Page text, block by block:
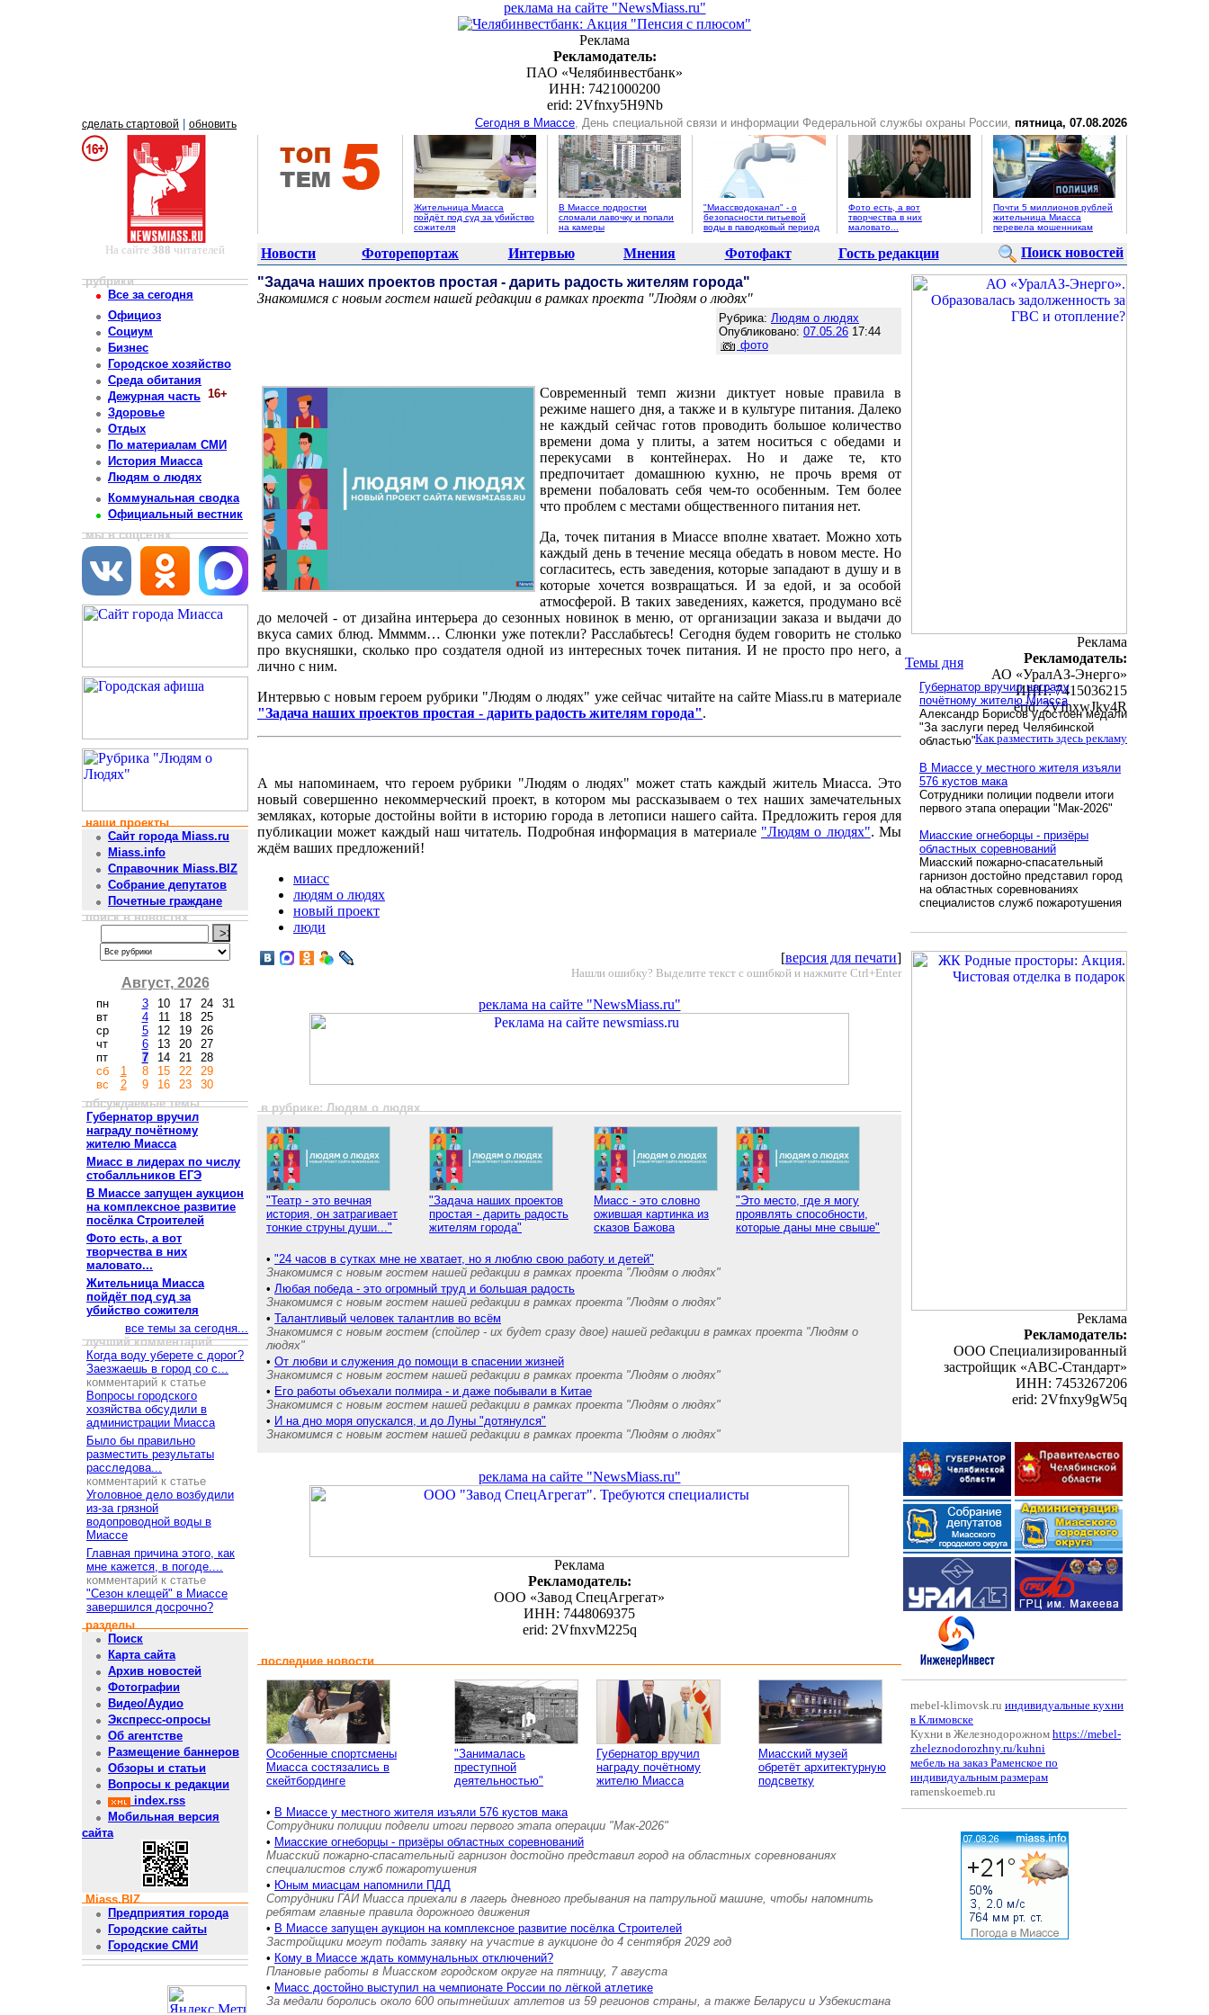
реклама на сайте "NewsMiass.ru"
Реклама
Рекламодатель:
ПАО «Челябинвестбанк»
ИНН: 7421000200
erid: 2Vfnxy5H9Nb
сделать стартовой обновить Сегодня в Миассе, День специальной связи и информации Федеральной службы охраны России, пятница, 07.08.2026
Жительница Миасса
пойдёт под суд за убийство
сожителя
В Миассе подростки
сломали лавочку и попали
на камеры
"Миассводоканал" - о
безопасности питьевой
воды в паводковый период
Фото есть, а вот
творчества в них
маловато...
Почти 5 миллионов рублей
жительница Миасса
перевела мошенникам
На сайте 388 читателей Новости Фоторепортаж Интервью Мнения Фотофакт Гость редакции Поиск новостей
рубрики
Все за сегодня
Официоз
Социум
Бизнес
Городское хозяйство
Среда обитания
Дежурная часть 16+
Здоровье
Отдых
По материалам СМИ
История Миасса
Людям о людях
Коммунальная сводка
Официальный вестник
мы в соцсетях
наши проекты
Сайт города Miass.ru
Miass.info
Справочник Miass.BIZ
Собрание депутатов
Почетные граждане
поиск в новостях
Август, 2026
пн
вт
ср
чт
пт
сб
вс
1
2
3
4
5
6
7
8
9
10
11
12
13
14
15
16
17
18
19
20
21
22
23
24
25
26
27
28
29
30
31
обсуждаемые темы
Губернатор вручил
награду почётному
жителю Миасса
Миасс в лидерах по числу
стобалльников ЕГЭ
В Миассе запущен аукцион
на комплексное развитие
посёлка Строителей
Фото есть, а вот
творчества в них
маловато...
Жительница Миасса
пойдёт под суд за
убийство сожителя
все темы за сегодня...
лучший комментарий
Когда воду уберете с дорог?
Заезжаешь в город со с...
комментарий к статье
Вопросы городского
хозяйства обсудили в
администрации Миасса
Было бы правильно
разместить результаты
расследова...
комментарий к статье
Уголовное дело возбудили
из-за грязной
водопроводной воды в
Миассе
Главная причина этого, как
мне кажется, в погоде....
комментарий к статье
"Сезон клещей" в Миассе
завершился досрочно?
разделы
Поиск
Карта сайта
Архив новостей
Фотографии
Видео/Аудио
Экспресс-опросы
Об агентстве
Размещение баннеров
Обзоры и статьи
Вопросы к редакции
index.rss
Мобильная версия
сайта
Miass.BIZ
Предприятия города
Городские сайты
Городские СМИ
"Задача наших проектов простая - дарить радость жителям города"
Знакомимся с новым гостем нашей редакции в рамках проекта "Людям о людях"
Рубрика: Людям о людях
Опубликовано: 07.05.26 17:44
фото
Современный темп жизни диктует новые правила в
режиме нашего дня, а также и в культуре питания. Далеко
не каждый сейчас готов проводить большое количество
времени дома у плиты, а затем носиться с обедами и
перекусами в контейнерах. Но и даже те, кто
предпочитает домашнюю кухню, не прочь время от
времени побаловать себя чем-то особенным. Тем более
что проблем с местами общественного питания нет.
Да, точек питания в Миассе вполне хватает. Можно хоть
каждый день в течение месяца обедать в новом месте. Но
согласитесь, есть заведения, которые западают в душу и в
которые хочется возвращаться. И за едой, и за особой
атмосферой. В таких заведениях, кажется, продумано всё
до мелочей - от дизайна интерьера до сезонных новинок в меню, от организации заказа и выдачи до
вкуса самих блюд. Ммммм… Слюнки уже потекли? Расслабьтесь! Сегодня будем говорить не столько
про вкусняшки, сколько про создателя одной из интересных точек питания. И не просто про него, а
лично с ним.
Интервью с новым героем рубрики "Людям о людях" уже сейчас читайте на сайте Miass.ru в материале
"Задача наших проектов простая - дарить радость жителям города".
А мы напоминаем, что героем рубрики "Людям о людях" может стать каждый житель Миасса. Это
новый совершенно некоммерческий проект, в котором мы рассказываем о тех наших замечательных
земляках, которые достойны войти в историю города в летописи нашего сайта. Предложить героя для
публикации может каждый наш читатель. Подробная информация в материале "Людям о людях". Мы
ждём ваших предложений!
миасс
людям о людях
новый проект
люди
[версия для печати]
Нашли ошибку? Выделите текст с ошибкой и нажмите Ctrl+Enter
реклама на сайте "NewsMiass.ru"
в рубрике: Людям о людях
"Театр - это вечная
история, он затрагивает
тонкие струны души..."
"Задача наших проектов
простая - дарить радость
жителям города"
Миасс - это словно
ожившая картинка из
сказов Бажова
"Это место, где я могу
проявлять способности,
которые даны мне свыше"
• "24 часов в сутках мне не хватает, но я люблю свою работу и детей"
Знакомимся с новым гостем нашей редакции в рамках проекта "Людям о людях"
• Любая победа - это огромный труд и большая радость
Знакомимся с новым гостем нашей редакции в рамках проекта "Людям о людях"
• Талантливый человек талантлив во всём
Знакомимся с новым гостем (спойлер - их будет сразу двое) нашей редакции в рамках проекта "Людям о
людях"
• От любви и служения до помощи в спасении жизней
Знакомимся с новым гостем нашей редакции в рамках проекта "Людям о людях"
• Его работы объехали полмира - и даже побывали в Китае
Знакомимся с новым гостем нашей редакции в рамках проекта "Людям о людях"
• И на дно моря опускался, и до Луны "дотянулся"
Знакомимся с новым гостем нашей редакции в рамках проекта "Людям о людях"
реклама на сайте "NewsMiass.ru"
Реклама
Рекламодатель:
ООО «Завод СпецАгрегат»
ИНН: 7448069375
erid: 2VfnxvM225q
последние новости
Особенные спортсмены
Миасса состязались в
скейтбординге
"Занималась
преступной
деятельностью"
Губернатор вручил
награду почётному
жителю Миасса
Миасский музей
обретёт архитектурную
подсветку
• В Миассе у местного жителя изъяли 576 кустов мака
Сотрудники полиции подвели итоги первого этапа операции "Мак-2026"
• Миасские огнеборцы - призёры областных соревнований
Миасский пожарно-спасательный гарнизон достойно представил город на областных соревнованиях
специалистов служб пожаротушения
• Юным миасцам напомнили ПДД
Сотрудники ГАИ Миасса приехали в лагерь дневного пребывания на патрульной машине, чтобы напомнить
ребятам главные правила дорожного движения
• В Миассе запущен аукцион на комплексное развитие посёлка Строителей
Застройщики могут подать заявку на участие в аукционе до 4 сентября 2029 год
• Кому в Миассе ждать коммунальных отключений?
Плановые работы в Миасском городском округе на пятницу, 7 августа
• Миасс достойно выступил на чемпионате России по лёгкой атлетике
За медали боролись около 600 опытнейших атлетов из 59 регионов страны, а также Беларуси и Узбекистана
Реклама
Рекламодатель:
АО «УралАЗ-Энерго»
ИНН: 7415036215
erid: 2VfnxwJkv4R
Как разместить здесь рекламу
Темы дня
Губернатор вручил награду
почётному жителю Миасса
Александр Борисов удостоен медали
"За заслуги перед Челябинской
областью"
В Миассе у местного жителя изъяли
576 кустов мака
Сотрудники полиции подвели итоги
первого этапа операции "Мак-2026"
Миасские огнеборцы - призёры
областных соревнований
Миасский пожарно-спасательный
гарнизон достойно представил город
на областных соревнованиях
специалистов служб пожаротушения
Реклама
Рекламодатель:
ООО Специализированный
застройщик «АВС-Стандарт»
ИНН: 7453267206
erid: 2Vfnxy9gW5q
mebel-klimovsk.ru индивидуальные кухни
в Климовске
Кухни в Железнодорожном https://mebel-
zheleznodorozhny.ru/kuhni
мебель на заказ Раменское по
индивидуальным размерам
ramenskoemeb.ru